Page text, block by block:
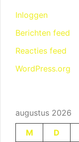
Inloggen
Berichten feed
Reacties feed
WordPress.org
augustus 2026
M
D